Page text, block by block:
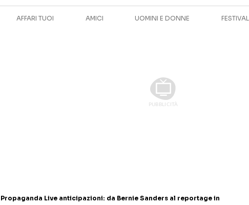
CANALI TV
SERIE TV
AFFARI TUOI AMICI UOMINI E DONNE
Propaganda Live anticipazioni: da Bernie Sanders al reportage in